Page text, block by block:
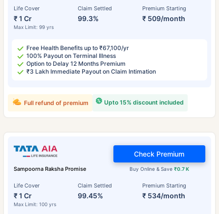
Life Cover
₹ 1 Cr
Max Limit: 99 yrs
Claim Settled
99.3%
Premium Starting
₹ 509/month
Free Health Benefits up to ₹67,100/yr
100% Payout on Terminal Illness
Option to Delay 12 Months Premium
₹3 Lakh Immediate Payout on Claim Intimation
Upto 15% discount included
Full refund of premium
Sampoorna Raksha Promise
Life Cover
₹ 1 Cr
Max Limit: 100 yrs
Claim Settled
99.45%
Premium Starting
₹ 534/month
Buy Online & Save ₹0.7 K
Check Premium